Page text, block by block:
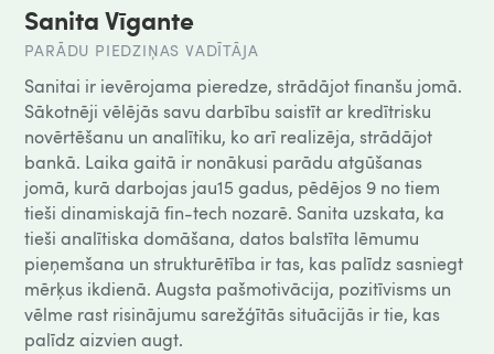
Sanita Vīgante
PARĀDU PIEDZIŅAS VADĪTĀJA
Sanitai ir ievērojama pieredze, strādājot finanšu jomā.
Sākotnēji vēlējās savu darbību saistīt ar kredītrisku
novērtēšanu un analītiku, ko arī realizēja, strādājot
bankā. Laika gaitā ir nonākusi parādu atgūšanas
jomā, kurā darbojas jau15 gadus, pēdējos 9 no tiem
tieši dinamiskajā fin-tech nozarē. Sanita uzskata, ka
tieši analītiska domāšana, datos balstīta lēmumu
pieņemšana un strukturētība ir tas, kas palīdz sasniegt
mērķus ikdienā. Augsta pašmotivācija, pozitīvisms un
vēlme rast risinājumu sarežģītās situācijās ir tie, kas
palīdz aizvien augt.